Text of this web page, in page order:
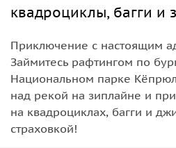
квадроциклы, багги и
Приключение с настоящим
Займитесь рафтингом по
Национальном парке
над рекой на зиплайне и
на квадроциклах, багги и
страховкой!